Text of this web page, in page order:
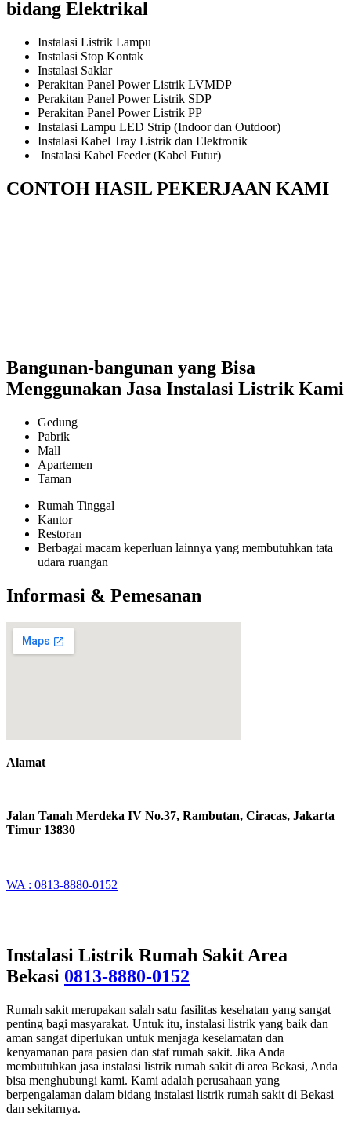
bidang Elektrikal
Instalasi Listrik Lampu
Instalasi Stop Kontak
Instalasi Saklar
Perakitan Panel Power Listrik LVMDP
Perakitan Panel Power Listrik SDP
Perakitan Panel Power Listrik PP
Instalasi Lampu LED Strip (Indoor dan Outdoor)
Instalasi Kabel Tray Listrik dan Elektronik
Instalasi Kabel Feeder (Kabel Futur)
CONTOH HASIL PEKERJAAN KAMI
Bangunan-bangunan yang Bisa
Menggunakan Jasa Instalasi Listrik Kami
Gedung
Pabrik
Mall
Apartemen
Taman
Rumah Tinggal
Kantor
Restoran
Berbagai macam keperluan lainnya yang membutuhkan tata
udara ruangan
Informasi & Pemesanan
Alamat
Jalan Tanah Merdeka IV No.37, Rambutan, Ciracas, Jakarta
Timur 13830
WA : 0813-8880-0152
Instalasi Listrik Rumah Sakit Area
Bekasi 0813-8880-0152
Rumah sakit merupakan salah satu fasilitas kesehatan yang sangat
penting bagi masyarakat. Untuk itu, instalasi listrik yang baik dan
aman sangat diperlukan untuk menjaga keselamatan dan
kenyamanan para pasien dan staf rumah sakit. Jika Anda
membutuhkan jasa instalasi listrik rumah sakit di area Bekasi, Anda
bisa menghubungi kami. Kami adalah perusahaan yang
berpengalaman dalam bidang instalasi listrik rumah sakit di Bekasi
dan sekitarnya.